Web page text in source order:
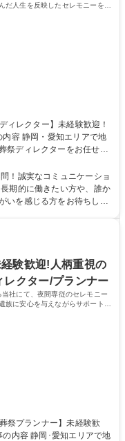
人生を反映したセレモニーを企
祭ディレクターをお任せし
んだ人生を反映したセレモ
備・運営、法事などのアフ
がどんな方だったかをお聞
に別の職種へチャレンジす
！誠実なコミュニケーショ
期的に働きたい方や、誰か
いを感じる方をお待ちして
します。 【選考ポイント】
手の課題を解決し、自ら実
温かなメンバーが揃ってお
ます。 学歴・資格
力： 資格：第一種運転免
験歓迎!人柄重視の
クター/プランナー
社にて、夜間専従のセレモニー
に安心を与えながらサポートを